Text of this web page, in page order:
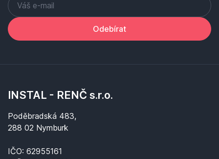
Odebírat
INSTAL - RENČ s.r.o.
Poděbradská 483,
288 02 Nymburk
IČO: 62955161